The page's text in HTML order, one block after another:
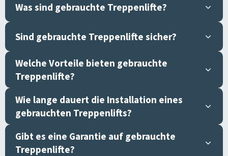
Was sind gebrauchte Treppenlifte?
Sind gebrauchte Treppenlifte sicher?
Welche Vorteile bieten gebrauchte
Treppenlifte?
Wie lange dauert die Installation eines
gebrauchten Treppenlifts?
Gibt es eine Garantie auf gebrauchte
Treppenlifte?